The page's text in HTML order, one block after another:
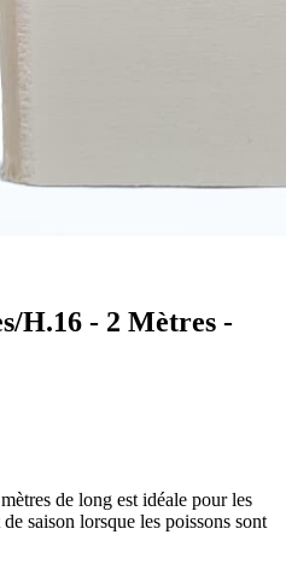
H.16 - 2 Mètres -
de long est idéale pour les
saison lorsque les poissons sont